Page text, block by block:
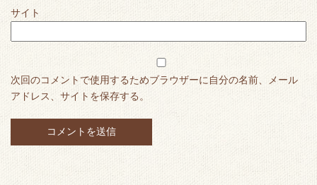
サイト
次回のコメントで使用するためブラウザーに自分の名前、メール
アドレス、サイトを保存する。